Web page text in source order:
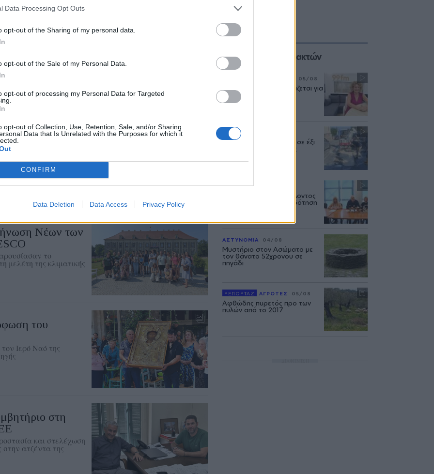
Data Processing Opt Outs
opt-out of the Sharing of my personal data.
opt-out of the Sale of my Personal Data.
opt-out of processing my Personal Data for Targeted
opt-out of Collection, Use, Retention, Sale, and/or Sharing
Data that Is Unrelated with the Purposes for which it
CONFIRM
Data Deletion Data Access Privacy Policy
Λευκής
και ζητά
στο
όπως
Χριστόφας
Νέων των
το
μελέτη της κλιματικής
του
Ιερό Ναό της
στη
και στελέχωση
ατζέντα της
Επιλογές των Συντακτών
05/08
«Η ασφάλεια δεν θυσιάζεται για
τις δημόσιες σχέσεις»
ΜΥΤΙΛΗΝΗ
Διακοπή υδροδότησης σε έξι
περιοχές της Μυτιλήνης
ΔΥΤΙΚΗ ΛΕΣΒΟΣ
Το Υπουργείο Περιβάλλοντος
άφησε χωρίς χρηματοδότηση
ΑΣΤΥΝΟΜΙΑ 04/08
Μυστήριο στον Ασώματο με
τον θάνατο 52χρονου σε
πηγάδι
ΡΕΠΟΡΤΑΖ ΑΓΡΟΤΕΣ 05/08
Αφθώδης πυρετός προ των
πυλών από το 2017